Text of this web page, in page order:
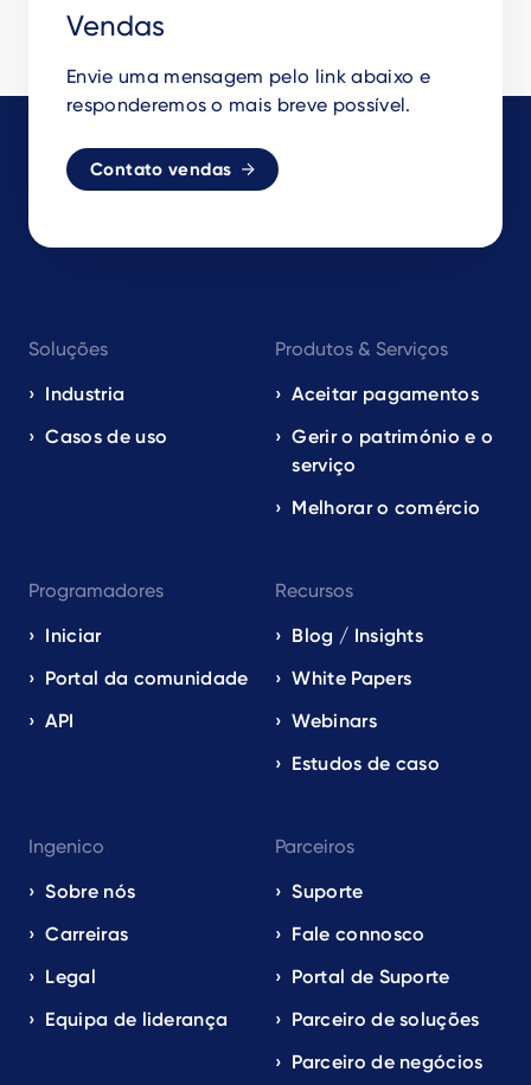
Vendas
Envie uma mensagem pelo link abaixo e
responderemos o mais breve possível.
Contato vendas
navigation
EN
Soluções
Industria
Casos de uso
Produtos & Serviços
Aceitar pagamentos
Gerir o património e o
serviço
Melhorar o comércio
Programadores
Iniciar
Portal da comunidade
API
Recursos
Blog / Insights
White Papers
Webinars
Estudos de caso
Ingenico
Sobre nós
Carreiras
Legal
Equipa de liderança
Parceiros
Suporte
Fale connosco
Portal de Suporte
Parceiro de soluções
Parceiro de negócios